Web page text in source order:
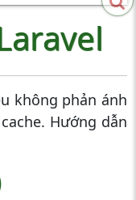
không phản ánh
Hướng dẫn